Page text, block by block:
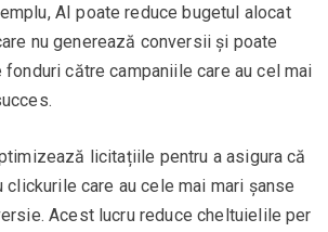
AI poate reduce bugetul alocat
nu generează conversii și poate
către campaniile care au cel mai
licitațiile pentru a asigura că
care au cele mai mari șanse
Acest lucru reduce cheltuielile per